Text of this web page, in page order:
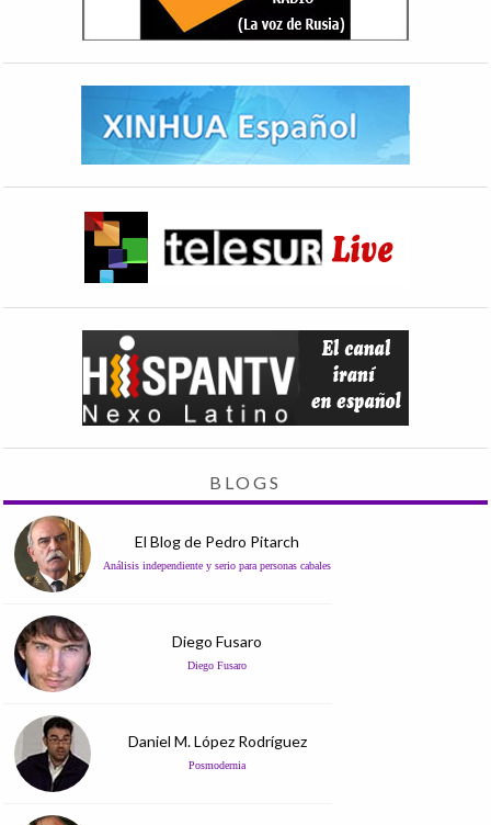
BLOGS
El Blog de Pedro Pitarch
Análisis independiente y serio para personas cabales
Diego Fusaro
Diego Fusaro
Daniel M. López Rodríguez
Posmodernia